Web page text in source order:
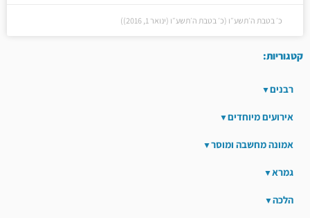
כ׳ בטבת ה׳תשע״ו (כ׳ בטבת ה׳תשע״ו (ינואר 1, 2016))
קטגוריות:
רבנים
אירועים מיוחדים
אמונה מחשבה ומוסר
גמרא
הלכה